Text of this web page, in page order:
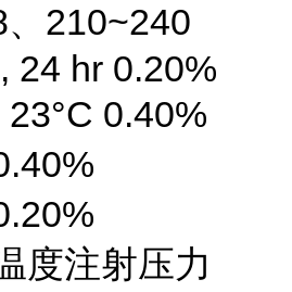
210~240
hr 0.20%
0.40%
注射压力